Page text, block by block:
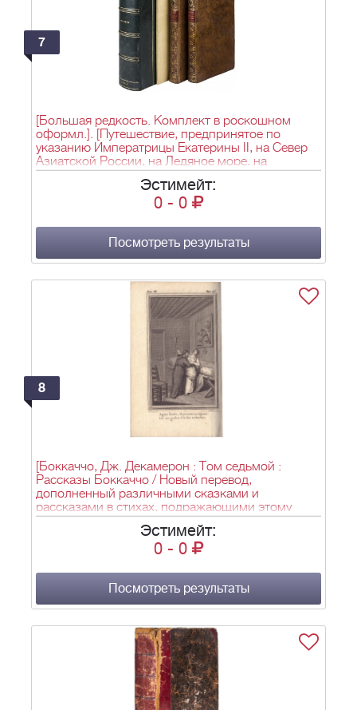
1744. - 4 т.; 21,1х16,5 см.
7
[Большая редкость. Комплект в роскошном
оформл.]. [Путешествие, предпринятое по
указанию Императрицы Екатерины II, на Север
Азиатской России, на Ледяное море, на
Анадырское море и к берегам Америки с 1785
до 1794 года командором Биллингсом / Сост. М.
Сауэр; перевел с английского Дж. Кастера].
Catherine II, dans le nord de la Russie asiatique,
dans la mer Glaciale, dans la mer d’Anadyr, et sur les
côtes de l’Amérique, depuis 1785 jusqu’en 1794,
traduit de l’anglais avec des notes, par J. Castéra. -
Париж: chez F. Buisson, 1802.
Эстимейт:
0 - 0
Посмотреть результаты
8
[Боккаччо, Дж. Декамерон : Том седьмой :
Рассказы Боккаччо / Новый перевод,
дополненный различными сказками и
рассказами в стихах, подражающими этому
знаменитому поэту ...]. Le Decameron de Bocace :
Tome septieme : Contes des Bocace / Traduction
nouvelle, augmentée de divers Contes et Nouvelles
Париж: Chez Poncelin, 1801-1802. - Т. 7. - 1801. -
[4], 202, [1] с., [1] л. фронт. (офорт.), [13] л. ил. -
14х8,5 см.
Эстимейт:
0 - 0
Посмотреть результаты